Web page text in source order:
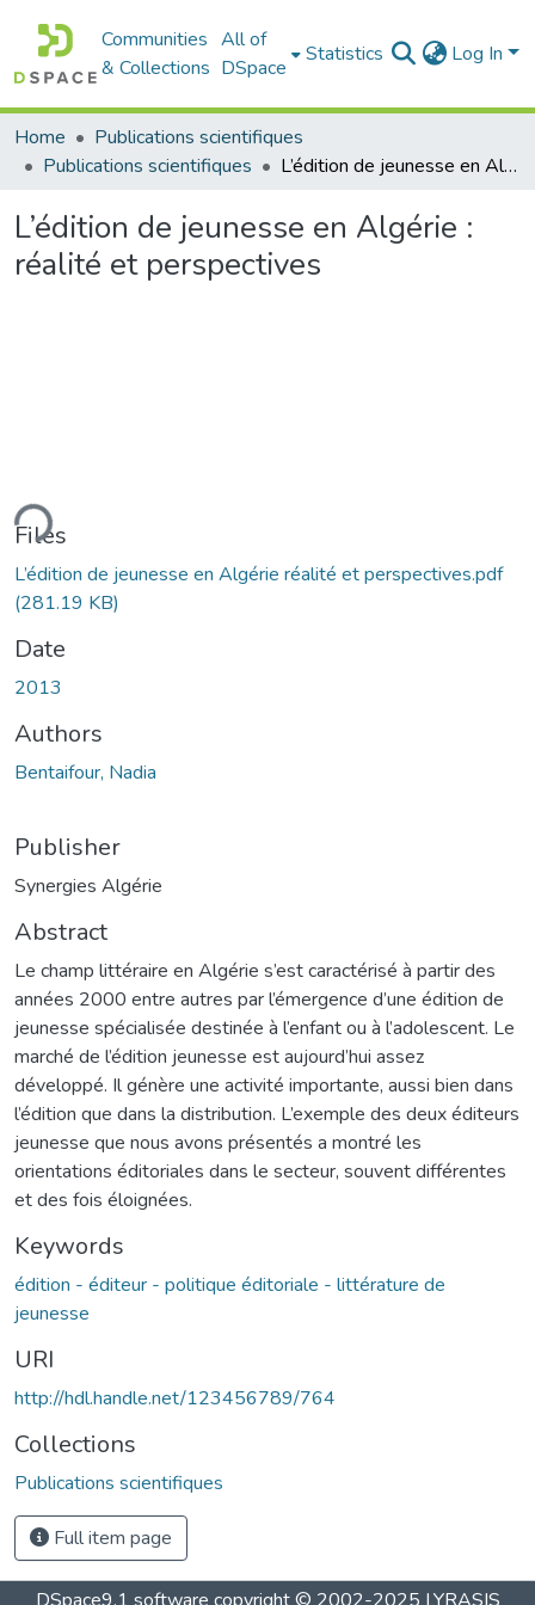
Communities
& Collections
All of
DSpace
Statistics Log In
Home
Publications scientifiques
Publications scientifiques
L’édition de jeunesse en Algérie : réalité et perspectives
L’édition de jeunesse en Algérie :
réalité et perspectives
Files
L’édition de jeunesse en Algérie réalité et perspectives.pdf
(281.19 KB)
Date
2013
Authors
Bentaifour, Nadia
Publisher
Synergies Algérie
Abstract
Le champ littéraire en Algérie s’est caractérisé à partir des
années 2000 entre autres par l’émergence d’une édition de
jeunesse spécialisée destinée à l’enfant ou à l’adolescent. Le
marché de l’édition jeunesse est aujourd’hui assez
développé. Il génère une activité importante, aussi bien dans
l’édition que dans la distribution. L’exemple des deux éditeurs
jeunesse que nous avons présentés a montré les
orientations éditoriales dans le secteur, souvent différentes
et des fois éloignées.
Keywords
édition - éditeur - politique éditoriale - littérature de
jeunesse
URI
http://hdl.handle.net/123456789/764
Collections
Publications scientifiques
Full item page